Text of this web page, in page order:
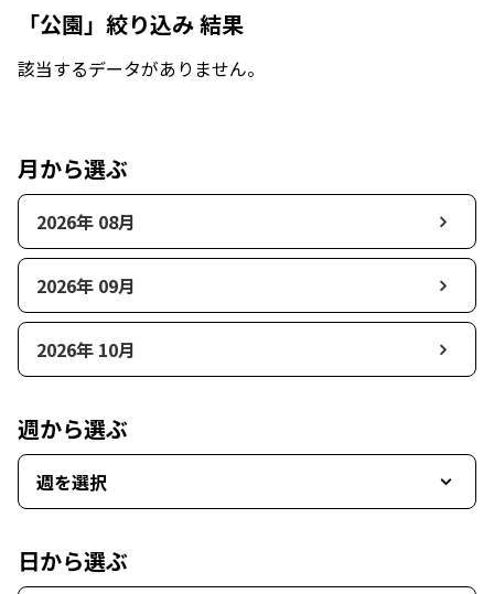
「公園」絞り込み 結果
該当するデータがありません。
月から選ぶ
2026年 08月
2026年 09月
2026年 10月
週から選ぶ
週を選択
日から選ぶ